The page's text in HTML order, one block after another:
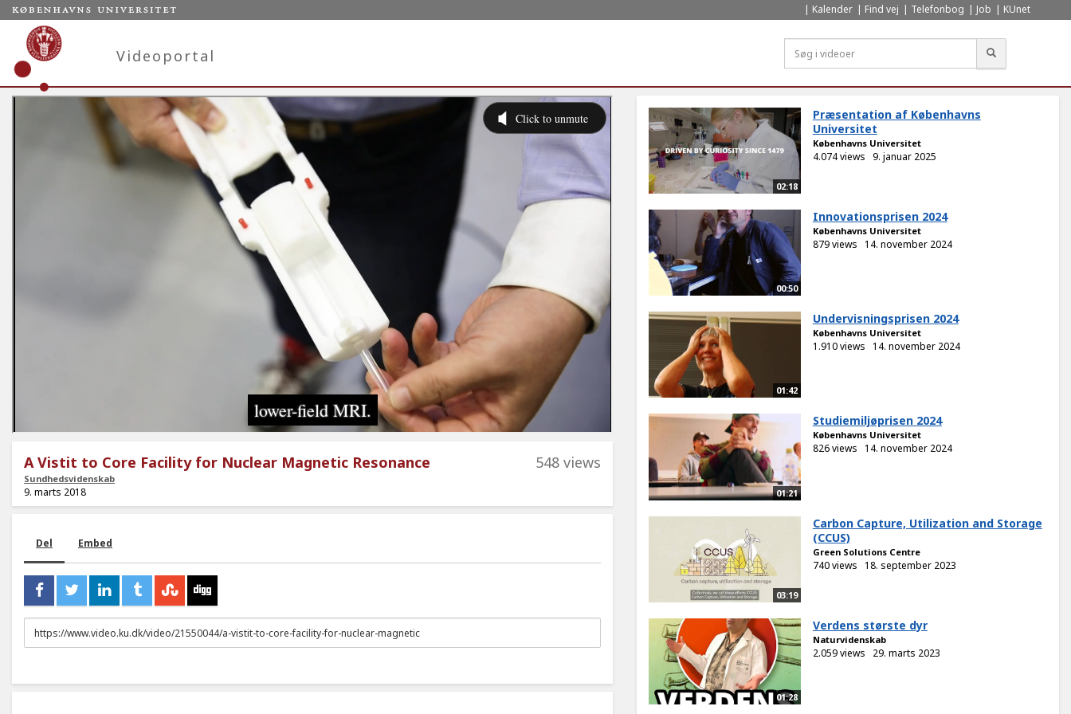
Kalender Find vej Telefonbog Job KUnet
Videoportal
A Vistit to Core Facility for Nuclear Magnetic Resonance
Sundhedsvidenskab
548 views
9. marts 2018
Del Embed
URL
to
02:18
Præsentation af Københavns
Universitet
Københavns Universitet
4.074 views 9. januar 2025
00:50
Innovationsprisen 2024
Københavns Universitet
879 views 14. november 2024
01:42
Undervisningsprisen 2024
Københavns Universitet
1.910 views 14. november 2024
01:21
Studiemiljøprisen 2024
Københavns Universitet
826 views 14. november 2024
03:19
Carbon Capture, Utilization and Storage
(CCUS)
Green Solutions Centre
740 views 18. september 2023
01:28
Verdens største dyr
Naturvidenskab
2.059 views 29. marts 2023